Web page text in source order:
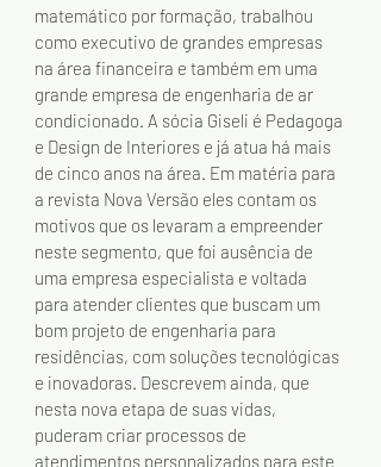
matemático por formação, trabalhou
como executivo de grandes empresas
na área financeira e também em uma
grande empresa de engenharia de ar
condicionado. A sócia Giseli é Pedagoga
e Design de Interiores e já atua há mais
de cinco anos na área. Em matéria para
a revista Nova Versão eles contam os
motivos que os levaram a empreender
neste segmento, que foi ausência de
uma empresa especialista e voltada
para atender clientes que buscam um
bom projeto de engenharia para
residências, com soluções tecnológicas
e inovadoras. Descrevem ainda, que
nesta nova etapa de suas vidas,
puderam criar processos de
atendimentos personalizados para este